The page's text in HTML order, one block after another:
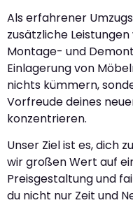
Als erfahrener
zusätzliche
Montage- und
Einlagerung von
nichts kümmern,
Vorfreude deines
konzentrieren.
Unser Ziel ist es, dich
wir großen Wert auf
Preisgestaltung und
du nicht nur Zeit und